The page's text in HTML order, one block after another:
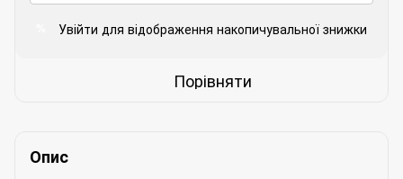
Увійти для відображення накопичувальної знижки
Порівняти
Опис